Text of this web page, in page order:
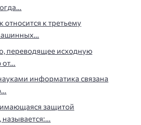
относится к третьему
переводящее исходную
информатика связана
защитой